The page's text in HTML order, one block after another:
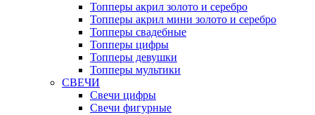
Топперы акрил золото и серебро
Топперы акрил мини золото и серебро
Топперы свадебные
Топперы цифры
Топперы девушки
Топперы мультики
СВЕЧИ
Свечи цифры
Свечи фигурные